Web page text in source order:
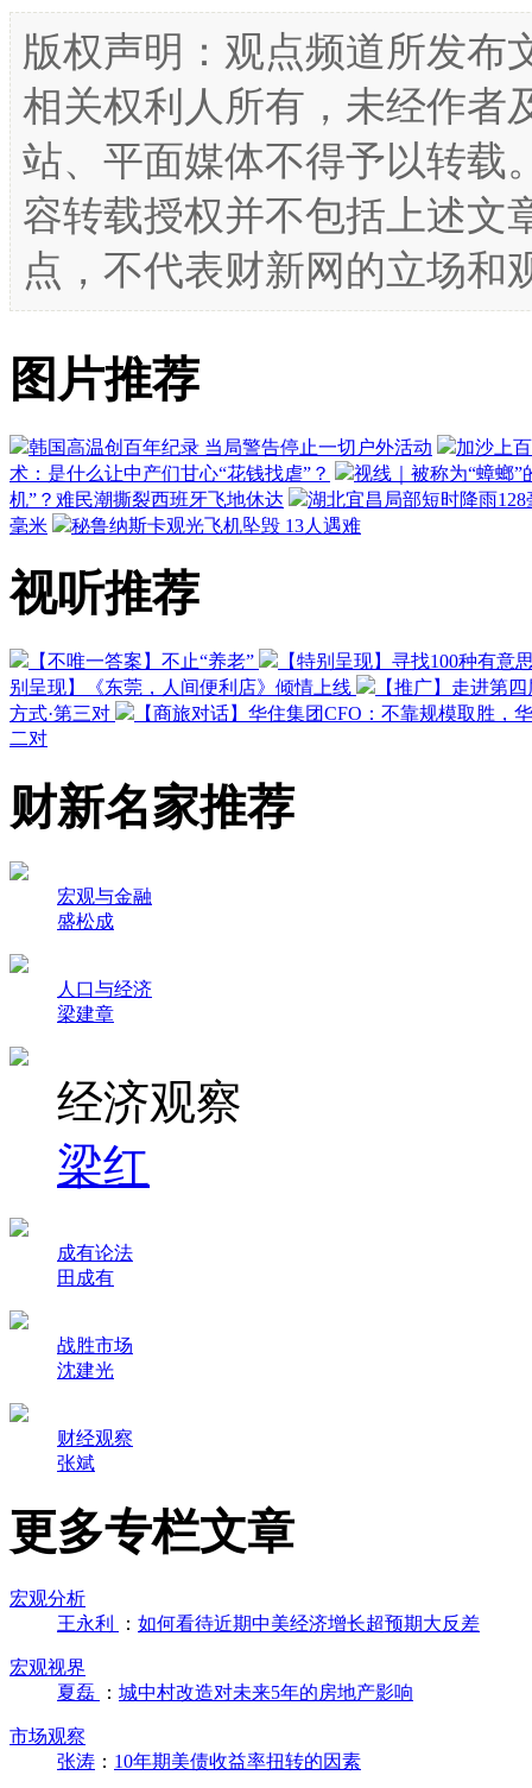
版权声明：观点频道所发布
相关权利人所有，未经作者
站、平面媒体不得予以转载
容转载授权并不包括上述文
点，不代表财新网的立场和
图片推荐
韩国高温创百年纪录 当局警告停止一切户外活动
加沙上
术：是什么让中产们甘心“花钱找虐”？
视线｜被称为“蟑螂
机”？难民潮撕裂西班牙飞地休达
湖北宜昌局部短时降雨
毫米
秘鲁纳斯卡观光飞机坠毁 13人遇难
视听推荐
【不唯一答案】不止“养老”
【特别呈现】寻找100种有意
别呈现】《东莞，人间便利店》倾情上线
【推广】走进第
方式·第三对
【商旅对话】华住集团CFO：不靠规模取胜，
二对
财新名家推荐
宏观与金融
盛松成
人口与经济
梁建章
经济观察
梁红
成有论法
田成有
战胜市场
沈建光
财经观察
张斌
更多专栏文章
宏观分析
王永利
： 如何看待近期中美经济增长超预期大反差
宏观视界
夏磊
： 城中村改造对未来5年的房地产影响
市场观察
张涛 ： 10年期美债收益率扭转的因素